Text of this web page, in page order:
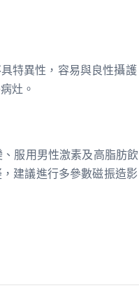
特異性，容易與良性攝護
灶。
服用男性激素及高脂肪飲
建議進行多參數磁振造影